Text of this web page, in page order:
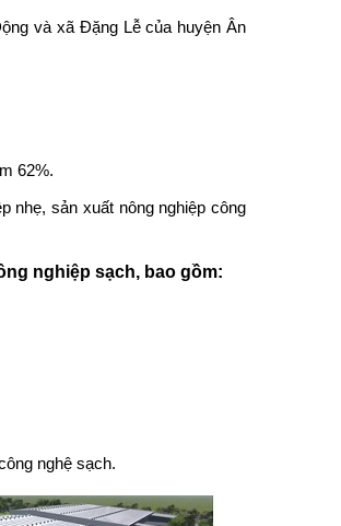
và xã Đặng Lễ của huyện Ân
62%.
nhẹ, sản xuất nông nghiệp công
nghiệp sạch, bao gồm:
nghệ sạch.